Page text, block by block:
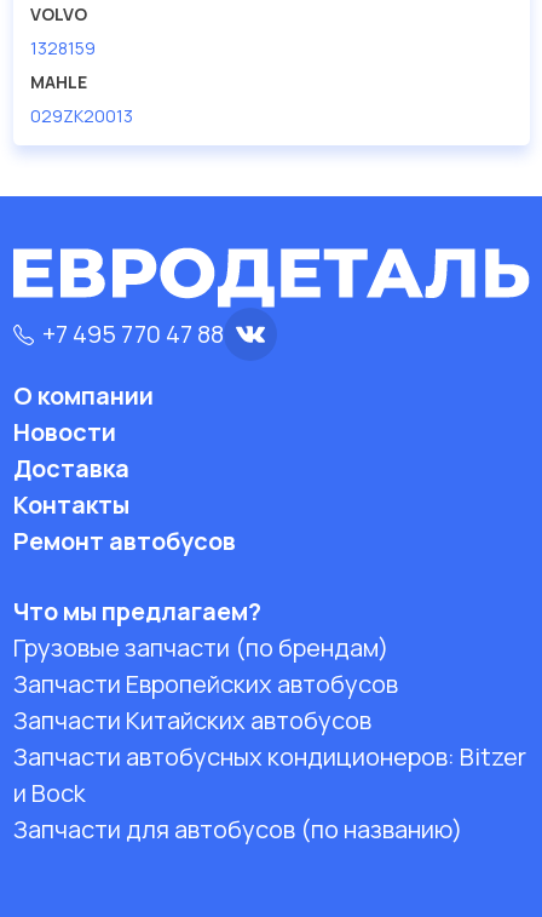
VOLVO
1328159
MAHLE
029ZK20013
+7 495 770 47 88
О компании
Новости
Доставка
Контакты
Ремонт автобусов
Что мы предлагаем?
Грузовые запчасти (по брендам)
Запчасти Европейских автобусов
Запчасти Китайских автобусов
Запчасти автобусных кондиционеров: Bitzer
и Bock
Запчасти для автобусов (по названию)